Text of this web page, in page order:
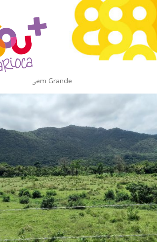
em Vargem Grande